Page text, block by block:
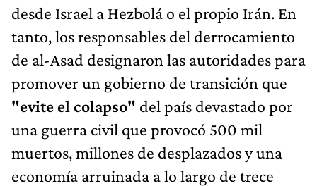
desde Israel a Hezbolá o el propio Irán. En
tanto, los responsables del derrocamiento
de al-Asad designaron las autoridades para
promover un gobierno de transición que
"evite el colapso" del país devastado por
una guerra civil que provocó 500 mil
muertos, millones de desplazados y una
economía arruinada a lo largo de trece